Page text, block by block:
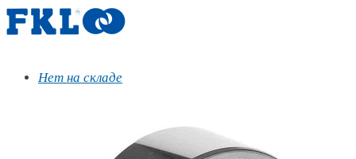
Нет на складе